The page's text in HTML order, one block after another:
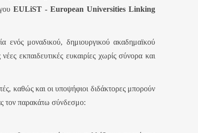
EULiST - European Universities Linking
μοναδικού, δημιουργικού ακαδημαϊκού
εκπαιδευτικές ευκαιρίες χωρίς σύνορα και
καθώς και οι υποψήφιοι διδάκτορες μπορούν
τον παρακάτω σύνδεσμο: